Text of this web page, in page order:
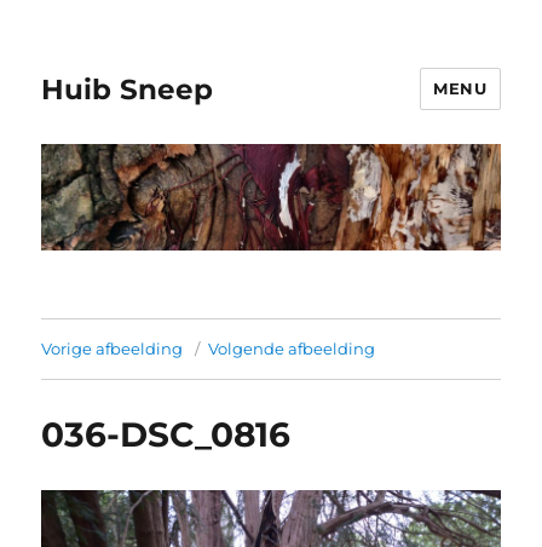
Huib Sneep MENU
Vorige afbeelding Volgende afbeelding
036-DSC_0816